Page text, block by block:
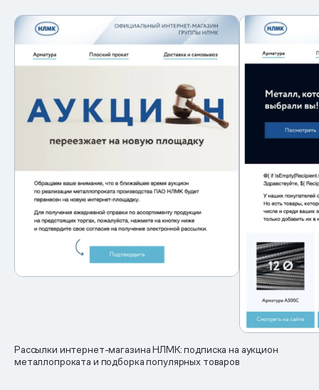
Рассылки интернет-магазина НЛМК: подписка на аукцион
металлопроката и подборка популярных товаров